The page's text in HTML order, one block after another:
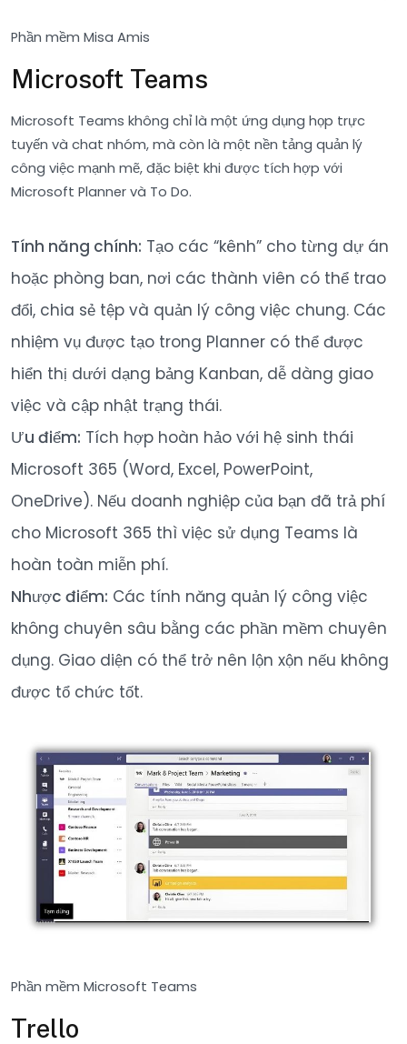
Phần mềm Misa Amis
Microsoft Teams
Microsoft Teams không chỉ là một ứng dụng họp trực
tuyến và chat nhóm, mà còn là một nền tảng quản lý
công việc mạnh mẽ, đặc biệt khi được tích hợp với
Microsoft Planner và To Do.
Tính năng chính: Tạo các “kênh” cho từng dự án
hoặc phòng ban, nơi các thành viên có thể trao
đổi, chia sẻ tệp và quản lý công việc chung. Các
nhiệm vụ được tạo trong Planner có thể được
hiển thị dưới dạng bảng Kanban, dễ dàng giao
việc và cập nhật trạng thái.
Ưu điểm: Tích hợp hoàn hảo với hệ sinh thái
Microsoft 365 (Word, Excel, PowerPoint,
OneDrive). Nếu doanh nghiệp của bạn đã trả phí
cho Microsoft 365 thì việc sử dụng Teams là
hoàn toàn miễn phí.
Nhược điểm: Các tính năng quản lý công việc
không chuyên sâu bằng các phần mềm chuyên
dụng. Giao diện có thể trở nên lộn xộn nếu không
được tổ chức tốt.
Phần mềm Microsoft Teams
Trello